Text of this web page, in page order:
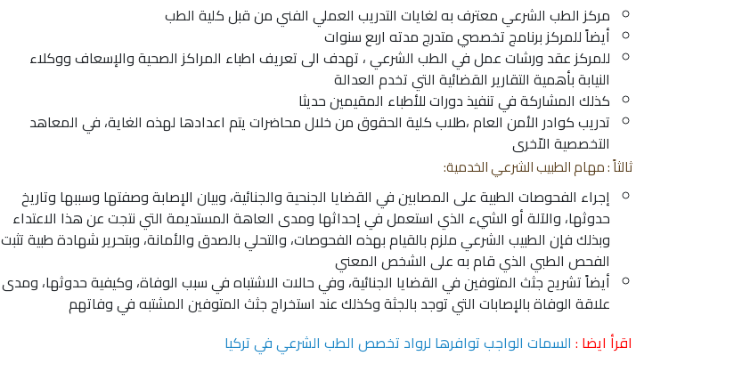
مركز الطب الشرعي معترف به لغايات التدريب العملي الفني من قبل كلية الطب
أيضاً للمركز برنامج تخصصي متدرج مدته اربع سنوات
للمركز عقد ورشات عمل في الطب الشرعي ، تهدف الى تعريف اطباء المراكز الصحية والإسعاف ووكلاء
النيابة بأهمية التقارير القضائية التي تخدم العدالة
كذلك المشاركة في تنفيذ دورات للأطباء المقيمين حديثا
تدريب كوادر الأمن العام ،طلاب كلية الحقوق من خلال محاضرات يتم اعدادها لهذه الغاية، في المعاهد
التخصصية الاّخرى
ثالثاً : مهام الطبيب الشرعي الخدمية:
إجراء الفحوصات الطبية على المصابين في القضايا الجنحية والجنائية، وبيان الإصابة وصفتها وسببها وتاريخ
حدوثها، والآلة أو الشيء الذي استعمل في إحداثها ومدى العاهة المستديمة التي نتجت عن هذا الاعتداء
وبذلك فإن الطبيب الشرعي ملزم بالقيام بهذه الفحوصات، والتحلي بالصدق والأمانة، وبتحرير شهادة طبية تثبت
الفحص الطبي الذي قام به على الشخص المعني
أيضاً تشريح جثث المتوفين في القضايا الجنائية، وفي حالات الاشتباه في سبب الوفاة، وكيفية حدوثها، ومدى
علاقة الوفاة بالإصابات التي توجد بالجثة وكذلك عند استخراج جثث المتوفين المشتبه في وفاتهم
اقرأ ايضا : السمات الواجب توافرها لرواد تخصص الطب الشرعي في تركيا